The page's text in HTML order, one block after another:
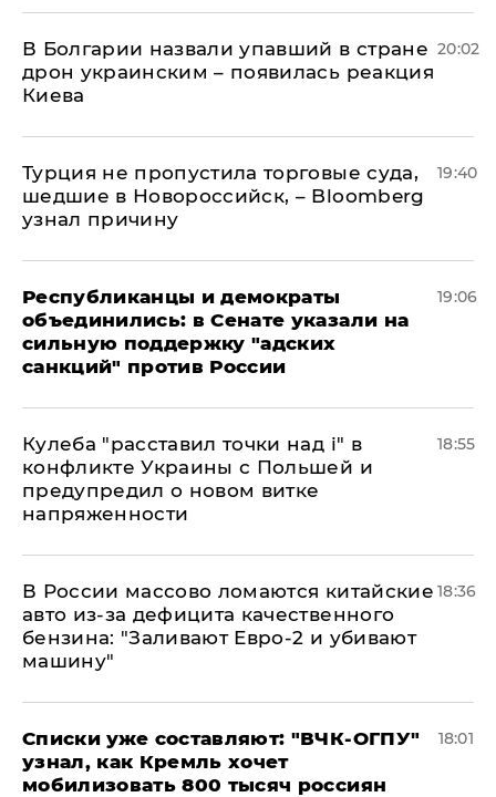
В Болгарии назвали упавший в стране
дрон украинским – появилась реакция
Киева
20:02
Турция не пропустила торговые суда,
шедшие в Новороссийск, – Bloomberg
узнал причину
19:40
Республиканцы и демократы
объединились: в Сенате указали на
сильную поддержку "адских
санкций" против России
19:06
Кулеба "расставил точки над і" в
конфликте Украины с Польшей и
предупредил о новом витке
напряженности
18:55
В России массово ломаются китайские
авто из-за дефицита качественного
бензина: "Заливают Евро-2 и убивают
машину"
18:36
Списки уже составляют: "ВЧК-ОГПУ"
узнал, как Кремль хочет
мобилизовать 800 тысяч россиян
18:01